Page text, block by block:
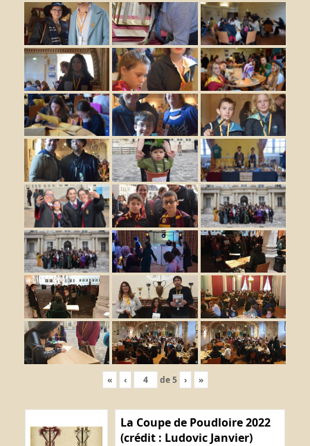
« ‹ de5 › »
La Coupe de Poudloire 2022
(crédit : Ludovic Janvier)